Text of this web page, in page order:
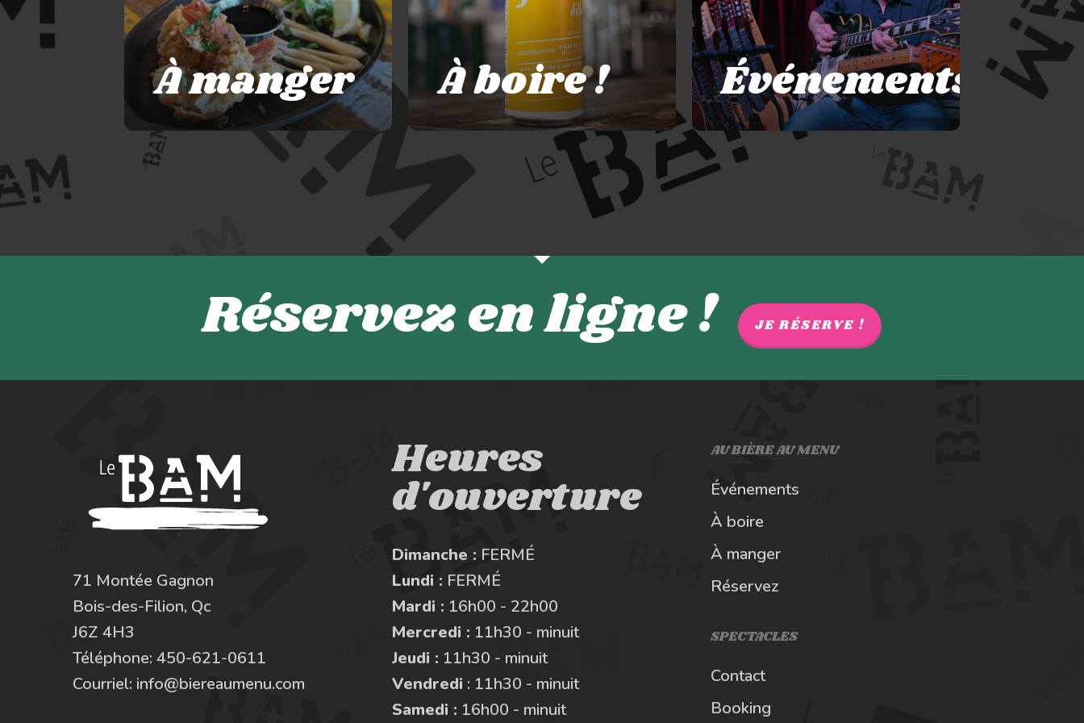
À manger À boire ! Événements
Réservez en ligne ! JE RÉSERVE !
71 Montée Gagnon
Bois-des-Filion, Qc
J6Z 4H3
Téléphone: 450-621-0611
Courriel: info@biereaumenu.com
Heures
d'ouverture
Dimanche : FERMÉ
Lundi : FERMÉ
Mardi : 16h00 - 22h00
Mercredi : 11h30 - minuit
Jeudi : 11h30 - minuit
Vendredi : 11h30 - minuit
Samedi : 16h00 - minuit
AU BIÈRE AU MENU
Événements
À boire
À manger
Réservez
SPECTACLES
Contact
Booking